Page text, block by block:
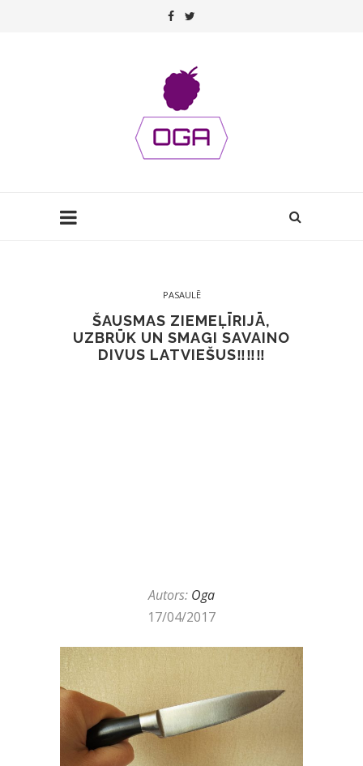
PASAULĒ
ŠAUSMAS ZIEMEĻĪRIJĀ,
UZBRŪK UN SMAGI SAVAINO
DIVUS LATVIEŠUS‼️‼️‼️
Autors: Oga
17/04/2017